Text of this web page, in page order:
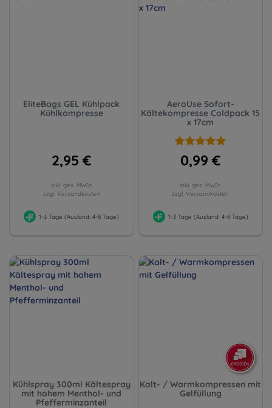
EliteBags GEL Kühlpack
Kühlkompresse
2,95 €
inkl. ges. MwSt.
zzgl. Versandkosten
1-3 Tage (Ausland: 4-8 Tage)
AeroUse Sofort-
Kältekompresse Coldpack 15
x 17cm
0,99 €
inkl. ges. MwSt.
zzgl. Versandkosten
1-3 Tage (Ausland: 4-8 Tage)
Kühlspray 300ml Kältespray
mit hohem Menthol- und
Pfefferminzanteil
Kalt- / Warmkompressen mit
Gelfüllung